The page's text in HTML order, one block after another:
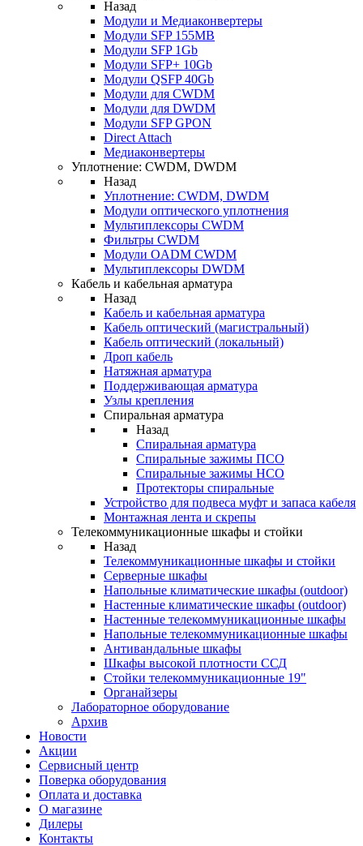
Назад
Модули и Медиаконвертеры
Модули SFP 155MB
Модули SFP 1Gb
Модули SFP+ 10Gb
Модули QSFP 40Gb
Модули для CWDM
Модули для DWDM
Модули SFP GPON
Direct Attach
Медиаконвертеры
Уплотнение: CWDM, DWDM
Назад
Уплотнение: CWDM, DWDM
Модули оптического уплотнения
Мультиплексоры CWDM
Фильтры CWDM
Модули OADM CWDM
Мультиплексоры DWDM
Кабель и кабельная арматура
Назад
Кабель и кабельная арматура
Кабель оптический (магистральный)
Кабель оптический (локальный)
Дроп кабель
Натяжная арматура
Поддерживающая арматура
Узлы крепления
Спиральная арматура
Назад
Спиральная арматура
Спиральные зажимы ПСО
Спиральные зажимы НСО
Протекторы спиральные
Устройство для подвеса муфт и запаса кабеля
Монтажная лента и скрепы
Телекоммуникационные шкафы и стойки
Назад
Телекоммуникационные шкафы и стойки
Серверные шкафы
Напольные климатические шкафы (outdoor)
Настенные климатические шкафы (outdoor)
Настенные телекоммуникационные шкафы
Напольные телекоммуникационные шкафы
Антивандальные шкафы
Шкафы высокой плотности ССД
Стойки телекоммуникационные 19"
Органайзеры
Лабораторное оборудование
Архив
Новости
Акции
Сервисный центр
Поверка оборудования
Оплата и доставка
О магазине
Дилеры
Контакты